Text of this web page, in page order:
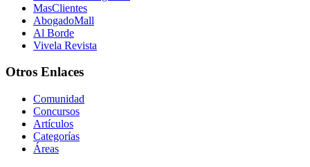
MasClientes
AbogadoMall
Al Borde
Vivela Revista
Otros Enlaces
Comunidad
Concursos
Artículos
Categorías
Áreas